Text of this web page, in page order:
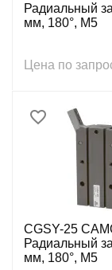
Радиальный
мм, 180°, M5
Цена по
CGSY-25
Радиальный
мм, 180°, M5